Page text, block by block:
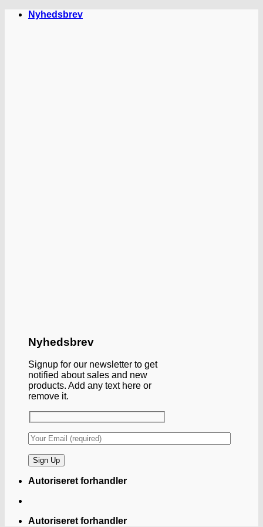
FortsætNyhedsbrev
Nyhedsbrev
Signup for our newsletter to get
notified about sales and new
products. Add any text here or
remove it.
Autoriseret forhandler
Autoriseret forhandler